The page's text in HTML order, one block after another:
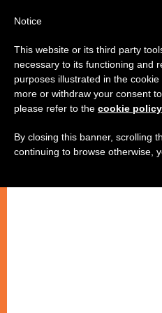
الأسقف ياوم، رئيس
الجديد لسيول
Notice
This website or its third party
necessary to its functioning and
purposes illustrated in the
more or withdraw your consent
please refer to the cookie policy
By closing this banner, scrolling
continuing to browse otherwise,